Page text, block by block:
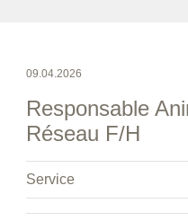
09.04.2026
Responsable
Réseau F/H
Service